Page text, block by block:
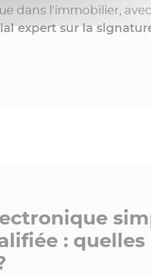
dans l'immobilier, avec
expert sur la
: quelles